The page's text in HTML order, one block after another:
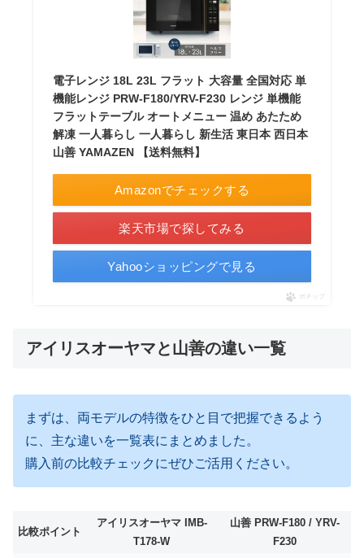
電子レンジ 18L 23L フラット 大容量 全国対応 単
機能レンジ PRW-F180/YRV-F230 レンジ 単機能
フラットテーブル オートメニュー 温め あたため
解凍 一人暮らし 一人暮らし 新生活 東日本 西日本
山善 YAMAZEN 【送料無料】
Amazonでチェックする
楽天市場で探してみる
Yahooショッピングで見る
ポチップ
アイリスオーヤマと山善の違い一覧
まずは、両モデルの特徴をひと目で把握できるよう
に、主な違いを一覧表にまとめました。
購入前の比較チェックにぜひご活用ください。
比較ポイント
アイリスオーヤマ IMB-
T178-W
山善 PRW-F180 / YRV-
F230